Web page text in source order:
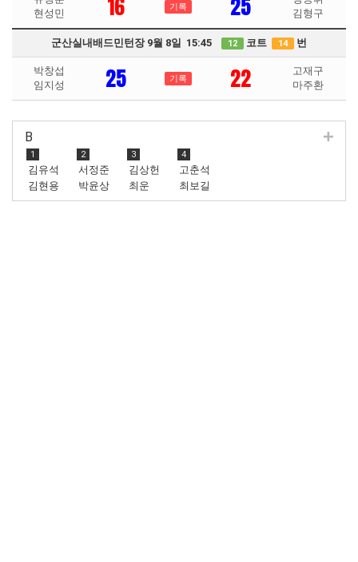
현성민
16 기록 25
김형구
군산실내배드민턴장 9월 8일 15:45 12 코트 14 번
박창섭
임지성
25 기록 22
고재구
마주환
B
1
김유석
김현용
2
서정준
박윤상
3
김상헌
최운
4
고춘석
최보길